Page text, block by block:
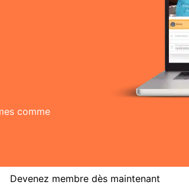
comme
Devenez membre dès maintenant